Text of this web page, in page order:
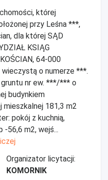
której
przy Leśna ***,
dla której SĄD
KSIĄG
64-000
wieczystą o numerze ***.
gruntu nr ew. ***/*** o
budynkiem
mieszkalnej 181,3 m2
pokój z kuchnią,
-56,6 m2, wejś...
Organizator licytacji:
KOMORNIK